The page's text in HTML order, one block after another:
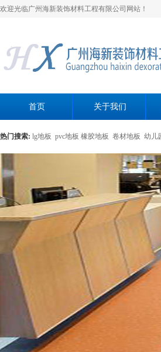
欢迎光临广州海新装饰材料工程有限公司网站！
首页 关于我们
热门搜索: lg地板 pvc地板 橡胶地板 卷材地板 幼儿